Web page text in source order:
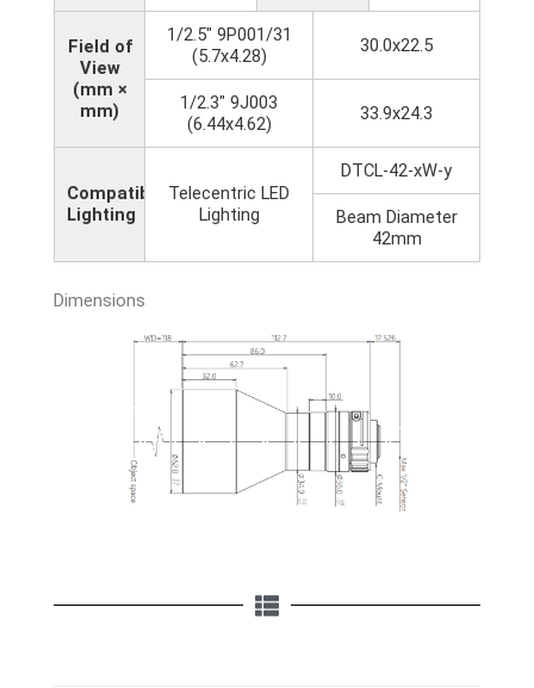
Field of
View
(mm ×
mm)
1/2.5" 9P001/31
(5.7x4.28)
30.0x22.5
1/2.3" 9J003
(6.44x4.62)
33.9x24.3
Compatible
Lighting
Telecentric LED
Lighting
DTCL-42-xW-y
Beam Diameter
42mm
Dimensions